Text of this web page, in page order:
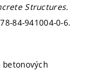
Structures.
84-941004-0-6.
betonových